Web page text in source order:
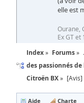
elle est
Ourane,
Ex GT et
Index Forums
des passionnés de
Citroën BX
[Avis]
Aide Charte